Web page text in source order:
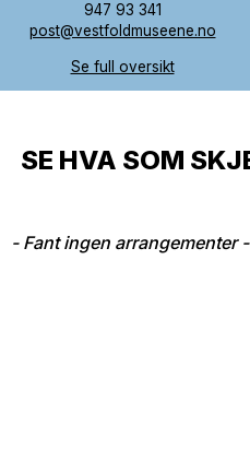
947 93 341
post@vestfoldmuseene.no
Se full oversikt
SE HVA SOM
- Fant ingen arrangementer -